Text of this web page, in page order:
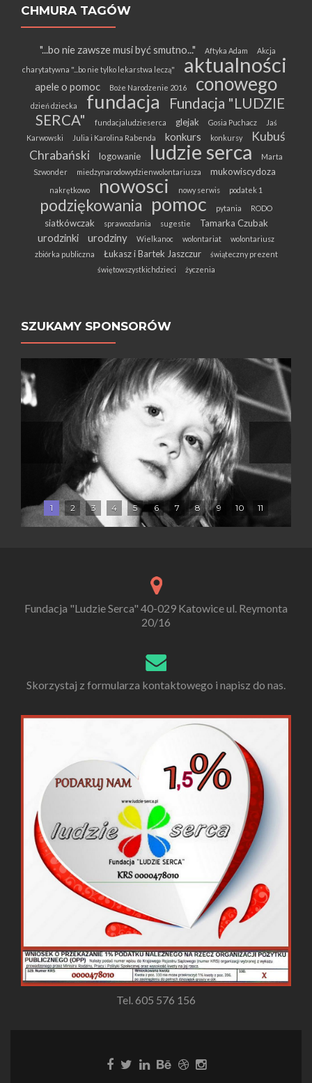
CHMURA TAGÓW
"...bo nie zawsze musi być smutno..." Aftyka Adam Akcja
charytatywna "...bo nie tylko lekarstwa leczą" aktualności
apele o pomoc Boże Narodzenie 2016 conowego
dzień dziecka fundacja
Fundacja "LUDZIE
SERCA"
fundacjaludzieserca glejak Gosia Puchacz
Jaś
Karwowski
Julia i Karolina Rabenda konkurs konkursy
Kubuś
Chrabański
logowanie ludzie serca
Marta
Szwonder
miedzynarodowydzienwolontariusza mukowiscydoza
nakrętkowo nowosci nowy serwis podatek 1
podziękowania pomoc pytania RODO
siatkówczak sprawozdania sugestie Tamarka Czubak
urodzinki urodziny Wielkanoc wolontariat
wolontariusz
zbiórka publiczna
Łukasz i Bartek Jaszczur
świąteczny prezent
świętowszystkichdzieci
życzenia
SZUKAMY SPONSORÓW
1 2 3 4 5 6 7 8 9 10 11
Fundacja "Ludzie Serca" 40-029 Katowice ul. Reymonta
20/16
Skorzystaj z formularza kontaktowego i napisz do nas.
Tel. 605 576 156